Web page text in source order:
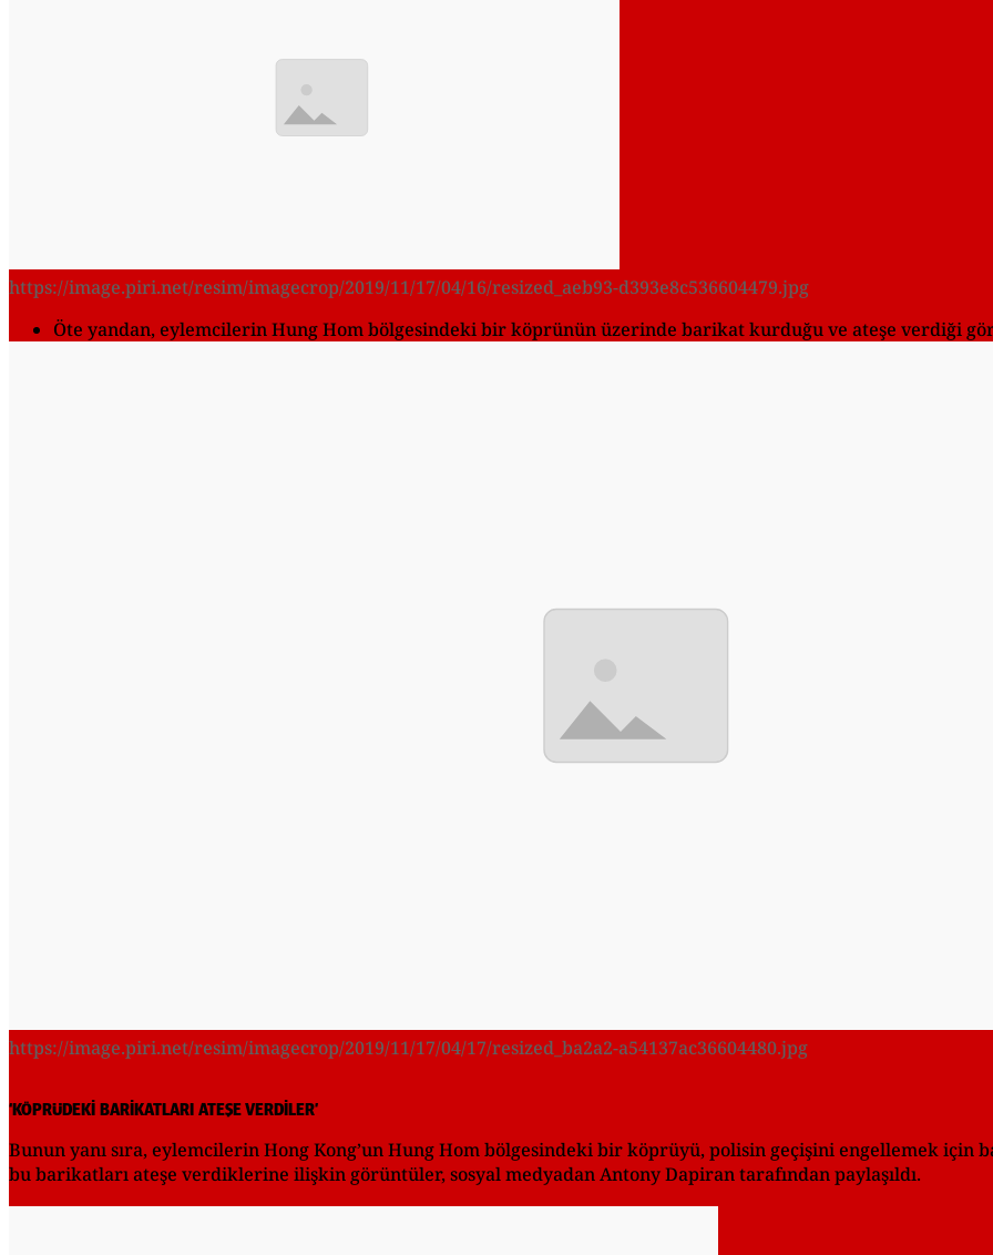
https://image.piri.net/resim/imagecrop/2019/11/17/04/16/resized_aeb93-d393e8c536604479.jpg
Öte yandan, eylemcilerin Hung Hom bölgesindeki bir köprünün üzerinde barikat kurduğu ve ateşe verdiği
https://image.piri.net/resim/imagecrop/2019/11/17/04/17/resized_ba2a2-a54137ac36604480.jpg
‘KÖPRÜDEKİ BARİKATLARI ATEŞE VERDİLER’
Bunun yanı sıra, eylemcilerin Hong Kong’un Hung Hom bölgesindeki bir köprüyü, polisin geçişini engellemek için
bu barikatları ateşe verdiklerine ilişkin görüntüler, sosyal medyadan Antony Dapiran tarafından paylaşıldı.